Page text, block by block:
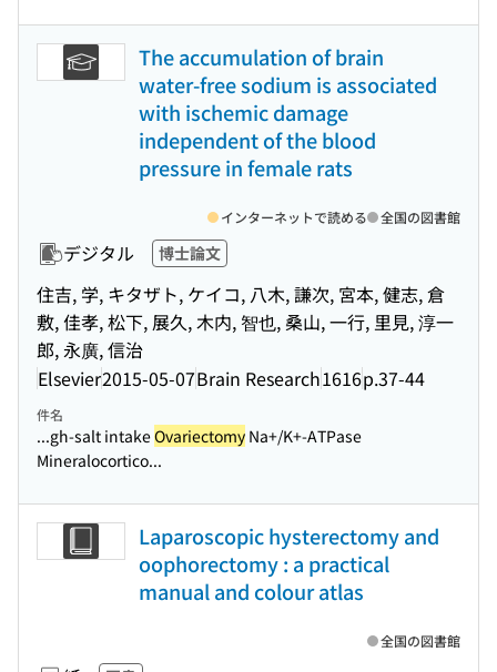
The accumulation of brain
water-free sodium is associated
with ischemic damage
independent of the blood
pressure in female rats
デジタル 博士論文
住吉, 学, キタザト, ケイコ, 八木, 謙次, 宮本, 健志, 倉
敷, 佳孝, 松下, 展久, 木内, 智也, 桑山, 一行, 里見, 淳一
郎, 永廣, 信治
Elsevier2015-05-07Brain Research1616p.37-44
インターネットで読める 全国の図書館
件名
...gh-salt intakeOvariectomy Na+/K+-ATPase
Mineralocortico...
Laparoscopic hysterectomy and
oophorectomy : a practical
manual and colour atlas
全国の図書館